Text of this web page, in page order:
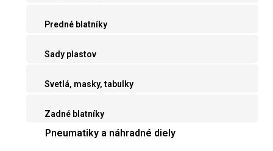
Predné blatníky
Sady plastov
Svetlá, masky, tabulky
Zadné blatníky
Pneumatiky a náhradné diely